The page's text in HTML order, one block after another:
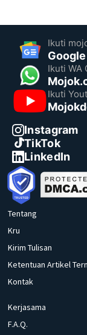
Ikuti
Ikuti WA
Ikuti
Instagram
TikTok
LinkedIn
Tentang
Kru
Kirim Tulisan
Ketentuan Artikel
Kontak
Kerjasama
F.A.Q.